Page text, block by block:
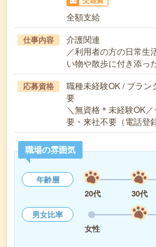
全額支給
仕事内容
介護関連
／利用者の方の日常
い物や散歩に付き添っ
応募資格
職種未経験OK / ブラン
要
＼無資格＊未経験OK
要・来社不要（電話
職場の雰囲気
年齢層
20代
30代
男女比率
女性